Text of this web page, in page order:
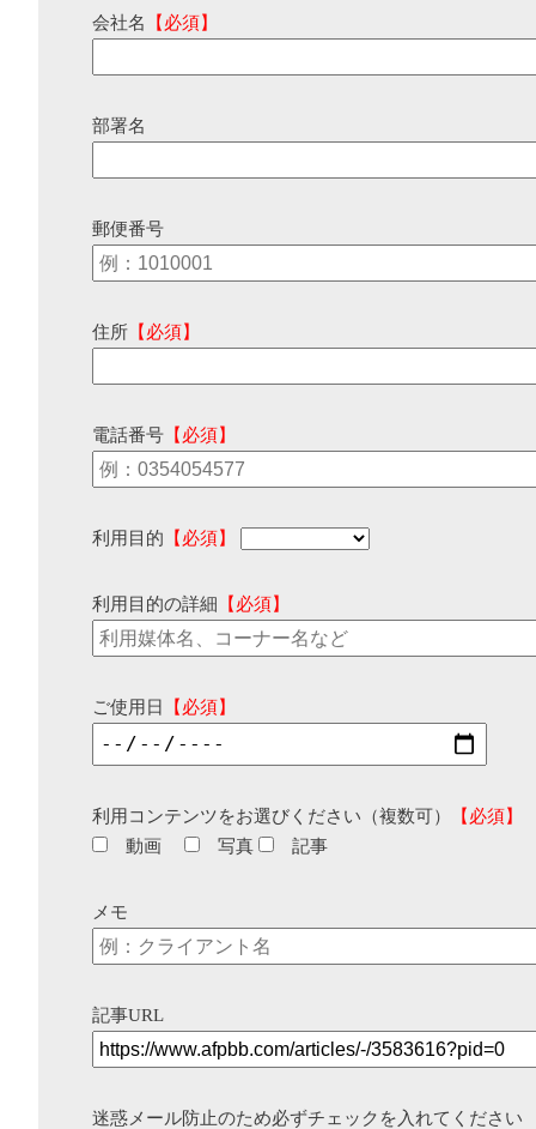
会社名 【必須】
部署名
郵便番号
住所 【必須】
電話番号 【必須】
利用目的 【必須】
利用目的の詳細 【必須】
ご使用日 【必須】
利用コンテンツをお選びください（複数可）
【必須】
動画
写真 記事
メモ
記事URL
迷惑メール防止のため必ずチェックを入れてください